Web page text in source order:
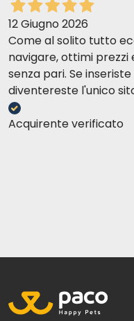
12 Giugno 2026
Come al solito tutto
navigare, ottimi
senza pari. Se
diventereste l'unico
Acquirente verificato